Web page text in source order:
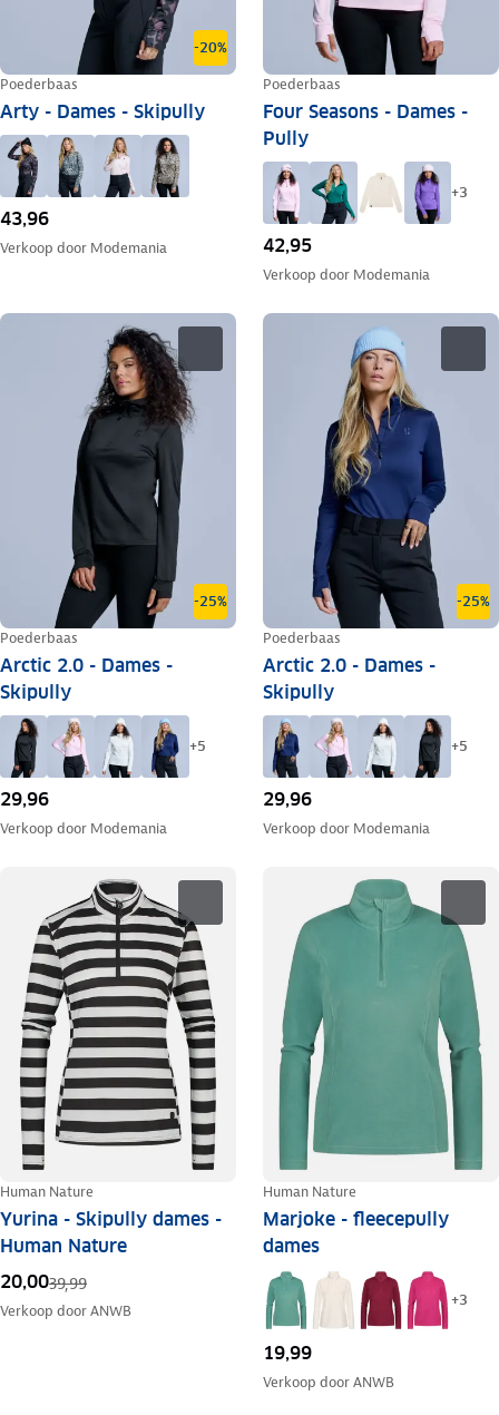
-20%
Poederbaas
Arty - Dames - Skipully
43,96
Verkoop door Modemania
Poederbaas
Four Seasons - Dames -
Pully
+3
42,95
Verkoop door Modemania
-25%
Poederbaas
Arctic 2.0 - Dames -
Skipully
+5
29,96
Verkoop door Modemania
-25%
Poederbaas
Arctic 2.0 - Dames -
Skipully
+5
29,96
Verkoop door Modemania
Human Nature
Yurina - Skipully dames -
Human Nature
20,0039,99
Verkoop doorANWB
Human Nature
Marjoke - fleecepully
dames
+3
19,99
Verkoop doorANWB